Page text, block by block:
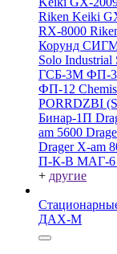
Riken Keiki
RX-8000
Корунд
Solo Industrial
ГСБ-3М ФП-
ФП-12
PORRDZBI
Бинар-1П
am 5600
Drager X-am
П-К-В МАГ-
+ другие
ДАХ-М